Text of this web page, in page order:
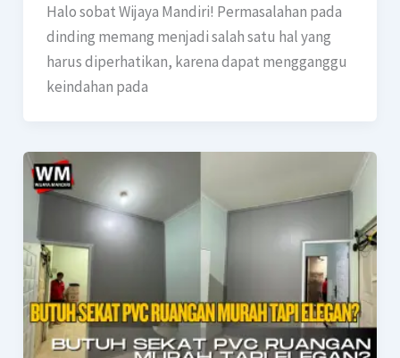
Halo sobat Wijaya Mandiri! Permasalahan pada
dinding memang menjadi salah satu hal yang
harus diperhatikan, karena dapat mengganggu
keindahan pada